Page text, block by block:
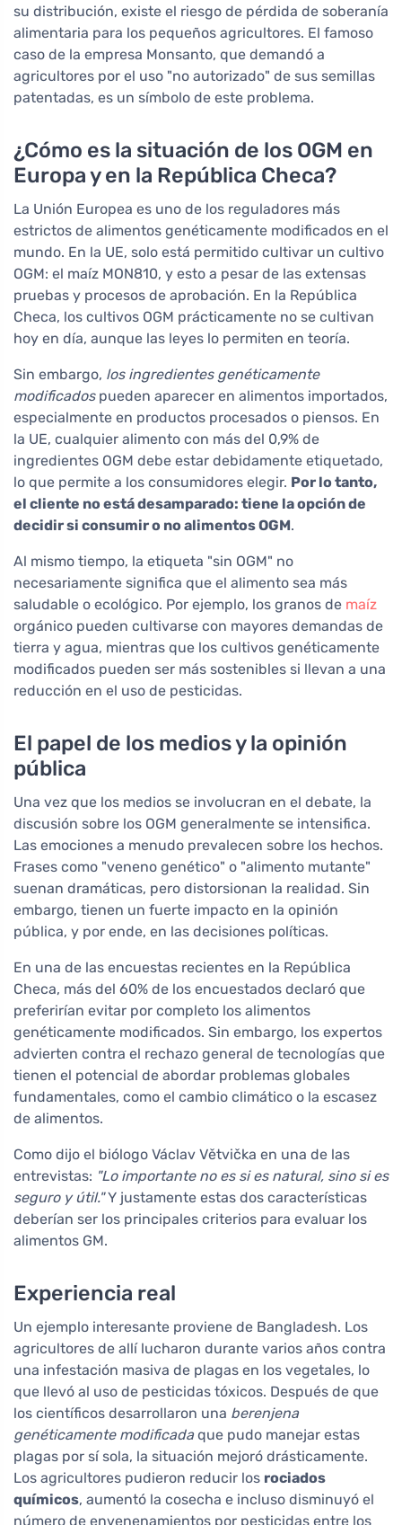
su distribución, existe el riesgo de pérdida de soberanía
alimentaria para los pequeños agricultores. El famoso
caso de la empresa Monsanto, que demandó a
agricultores por el uso "no autorizado" de sus semillas
patentadas, es un símbolo de este problema.
¿Cómo es la situación de los OGM en
Europa y en la República Checa?
La Unión Europea es uno de los reguladores más
estrictos de alimentos genéticamente modificados en el
mundo. En la UE, solo está permitido cultivar un cultivo
OGM: el maíz MON810, y esto a pesar de las extensas
pruebas y procesos de aprobación. En la República
Checa, los cultivos OGM prácticamente no se cultivan
hoy en día, aunque las leyes lo permiten en teoría.
Sin embargo, los ingredientes genéticamente
modificadospueden aparecer en alimentos importados,
especialmente en productos procesados o piensos. En
la UE, cualquier alimento con más del 0,9% de
ingredientes OGM debe estar debidamente etiquetado,
lo que permite a los consumidores elegir. Por lo tanto,
el cliente no está desamparado: tiene la opción de
decidir si consumir o no alimentos OGM.
Al mismo tiempo, la etiqueta "sin OGM" no
necesariamente significa que el alimento sea más
saludable o ecológico. Por ejemplo, los granos de maíz
orgánico pueden cultivarse con mayores demandas de
tierra y agua, mientras que los cultivos genéticamente
modificados pueden ser más sostenibles si llevan a una
reducción en el uso de pesticidas.
El papel de los medios y la opinión
pública
Una vez que los medios se involucran en el debate, la
discusión sobre los OGM generalmente se intensifica.
Las emociones a menudo prevalecen sobre los hechos.
Frases como "veneno genético" o "alimento mutante"
suenan dramáticas, pero distorsionan la realidad. Sin
embargo, tienen un fuerte impacto en la opinión
pública, y por ende, en las decisiones políticas.
En una de las encuestas recientes en la República
Checa, más del 60% de los encuestados declaró que
preferirían evitar por completo los alimentos
genéticamente modificados. Sin embargo, los expertos
advierten contra el rechazo general de tecnologías que
tienen el potencial de abordar problemas globales
fundamentales, como el cambio climático o la escasez
de alimentos.
Como dijo el biólogo Václav Větvička en una de las
entrevistas: "Lo importante no es si es natural, sino si es
seguro y útil."Y justamente estas dos características
deberían ser los principales criterios para evaluar los
alimentos GM.
Experiencia real
Un ejemplo interesante proviene de Bangladesh. Los
agricultores de allí lucharon durante varios años contra
una infestación masiva de plagas en los vegetales, lo
que llevó al uso de pesticidas tóxicos. Después de que
los científicos desarrollaron una berenjena
genéticamente modificadaque pudo manejar estas
plagas por sí sola, la situación mejoró drásticamente.
Los agricultores pudieron reducir los rociados
químicos, aumentó la cosecha e incluso disminuyó el
número de envenenamientos por pesticidas entre los